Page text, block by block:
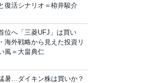
復活シナリオ＝栫井駿介
位へ「三菱UFJ」は買い
海外戦略から見えた投資リ
風＝大畠典仁
暑…ダイキン株は買いか？